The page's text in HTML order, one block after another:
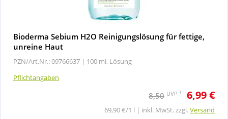
Bioderma Sebium H2O Reinigungslösung für fettige,
unreine Haut
PZN/Art.Nr.: 09766637 | 100 ml, Lösung
Pflichtangaben
8,50 UVP 1 6,99 €
69,90 €/1 l | inkl. MwSt. zzgl.Versand